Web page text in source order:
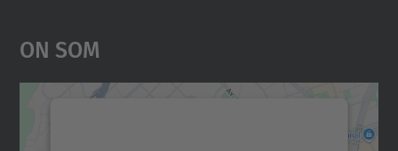
On Som